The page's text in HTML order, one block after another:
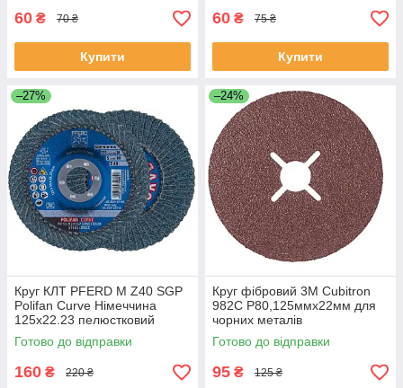
60 ₴ 70 ₴
Купити
60 ₴ 75 ₴
Купити
–27%
Круг КЛТ PFERD M Z40 SGP
Polifan Curve Німеччина
125х22.23 пелюстковий
торцевий радіальний
Готово до відправки
160 ₴ 220 ₴
–24%
Круг фібровий 3М Cubitron
982C P80,125ммх22мм для
чорних металів
Готово до відправки
95 ₴ 125 ₴